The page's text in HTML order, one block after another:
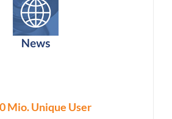
Mio. Unique User